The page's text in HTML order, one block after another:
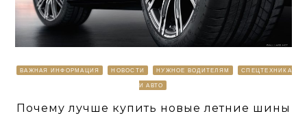
ВАЖНАЯ ИНФОРМАЦИЯ НОВОСТИ НУЖНОЕ ВОДИТЕЛЯМ СПЕЦТЕХНИКА
И АВТО
Почему лучше купить новые летние шины